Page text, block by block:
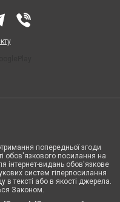
попередньої згоди
обов'язкового посилання на
інтернет-видань обов'язкове
систем гіперпосилання
в тексті або в якості джерела.
Законом.